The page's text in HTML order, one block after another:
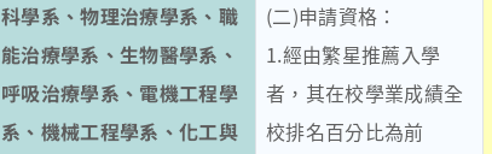
科學系、物理治療學系、職
能治療學系、生物醫學系、
呼吸治療學系、電機工程學
系、機械工程學系、化工與
(二)申請資格：
1.經由繁星推薦入學
者，其在校學業成績全
校排名百分比為前